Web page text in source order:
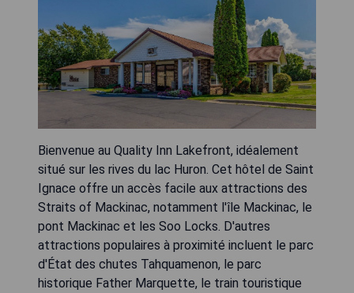
Bienvenue au Quality Inn Lakefront, idéalement
situé sur les rives du lac Huron. Cet hôtel de Saint
Ignace offre un accès facile aux attractions des
Straits of Mackinac, notamment l'île Mackinac, le
pont Mackinac et les Soo Locks. D'autres
attractions populaires à proximité incluent le parc
d'État des chutes Tahquamenon, le parc
historique Father Marquette, le train touristique